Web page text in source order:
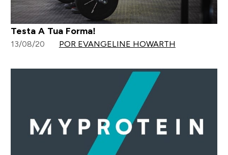
Testa A Tua Forma!
13/08/20 POR EVANGELINE HOWARTH